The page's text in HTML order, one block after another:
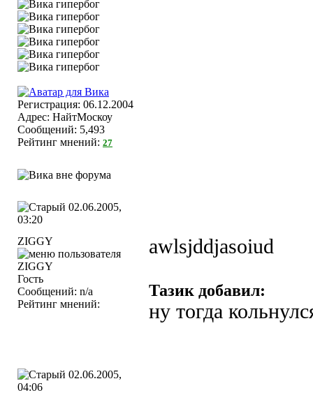
Регистрация: 06.12.2004
Адрес: НайтМоскоу
Сообщений: 5,493
Рейтинг мнений: 27
02.06.2005,
03:20
ZIGGY
Гость
Сообщений: n/a
Рейтинг мнений:
awlsjddjasoiud
Тазик добавил:
ну тогда
02.06.2005,
04:06